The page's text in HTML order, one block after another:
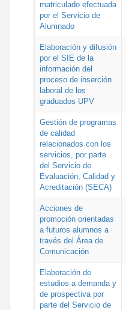
matriculado efectuada
por el Servicio de
Alumnado
Elaboración y difusión
por el SIE de la
información del
proceso de inserción
laboral de los
graduados UPV
Gestión de programas
de calidad
relacionados con los
servicios, por parte
del Servicio de
Evaluación, Calidad y
Acreditación (SECA)
Acciones de
promoción orientadas
a futuros alumnos a
través del Área de
Comunicación
Elaboración de
estudios a demanda y
de prospectiva por
parte del Servicio de